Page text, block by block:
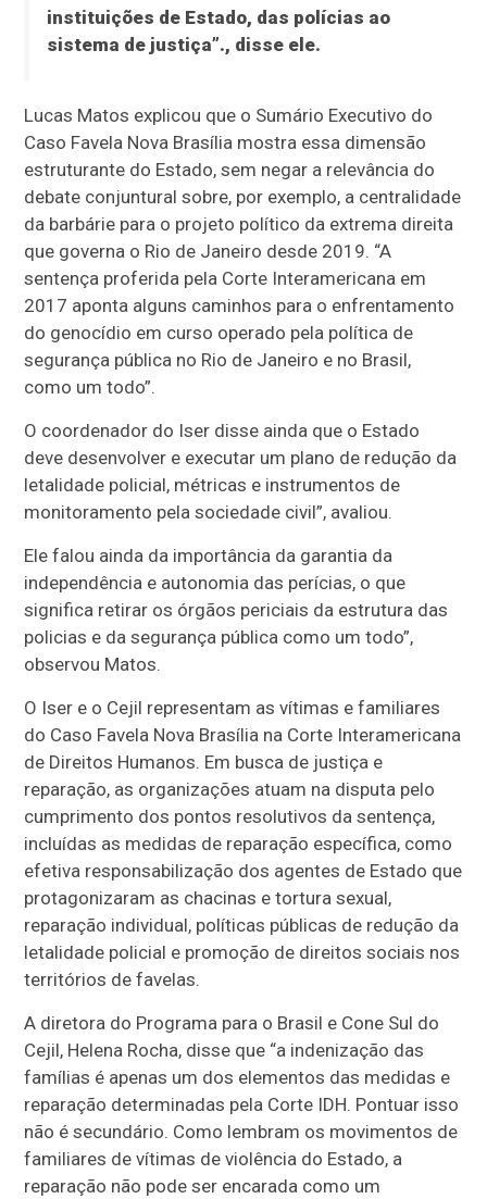
instituições de Estado, das polícias ao
sistema de justiça”., disse ele.
Lucas Matos explicou que o Sumário Executivo do
Caso Favela Nova Brasília mostra essa dimensão
estruturante do Estado, sem negar a relevância do
debate conjuntural sobre, por exemplo, a centralidade
da barbárie para o projeto político da extrema direita
que governa o Rio de Janeiro desde 2019. “A
sentença proferida pela Corte Interamericana em
2017 aponta alguns caminhos para o enfrentamento
do genocídio em curso operado pela política de
segurança pública no Rio de Janeiro e no Brasil,
como um todo”.
O coordenador do Iser disse ainda que o Estado
deve desenvolver e executar um plano de redução da
letalidade policial, métricas e instrumentos de
monitoramento pela sociedade civil”, avaliou.
Ele falou ainda da importância da garantia da
independência e autonomia das perícias, o que
significa retirar os órgãos periciais da estrutura das
policias e da segurança pública como um todo”,
observou Matos.
O Iser e o Cejil representam as vítimas e familiares
do Caso Favela Nova Brasília na Corte Interamericana
de Direitos Humanos. Em busca de justiça e
reparação, as organizações atuam na disputa pelo
cumprimento dos pontos resolutivos da sentença,
incluídas as medidas de reparação específica, como
efetiva responsabilização dos agentes de Estado que
protagonizaram as chacinas e tortura sexual,
reparação individual, políticas públicas de redução da
letalidade policial e promoção de direitos sociais nos
territórios de favelas.
A diretora do Programa para o Brasil e Cone Sul do
Cejil, Helena Rocha, disse que “a indenização das
famílias é apenas um dos elementos das medidas e
reparação determinadas pela Corte IDH. Pontuar isso
não é secundário. Como lembram os movimentos de
familiares de vítimas de violência do Estado, a
reparação não pode ser encarada como um